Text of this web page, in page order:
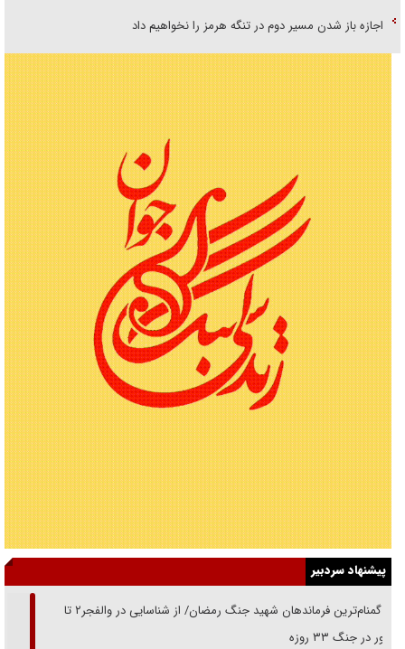
اجازه باز شدن مسیر دوم در تنگه هرمز را نخواهیم داد
پیشنهاد سردبیر
از گمنام‌ترین فرماندهان شهید جنگ رمضان/ از شناسایی در والفجر۲ تا
حضور در جنگ ۳۳ روزه